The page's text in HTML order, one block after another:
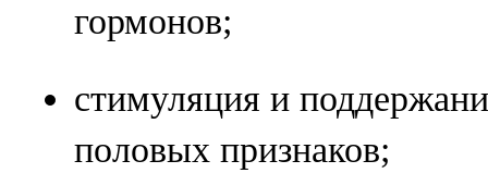
гормонов;
стимуляция и
половых признаков;